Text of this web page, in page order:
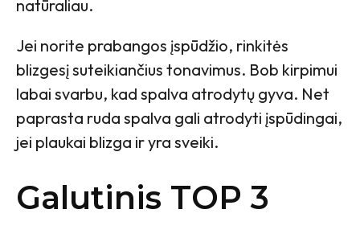
natūraliau.
Jei norite prabangos įspūdžio, rinkitės
blizgesį suteikiančius tonavimus. Bob kirpimui
labai svarbu, kad spalva atrodytų gyva. Net
paprasta ruda spalva gali atrodyti įspūdingai,
jei plaukai blizga ir yra sveiki.
Galutinis TOP 3